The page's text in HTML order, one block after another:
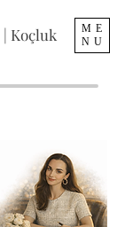
ME
NU
| Koçluk